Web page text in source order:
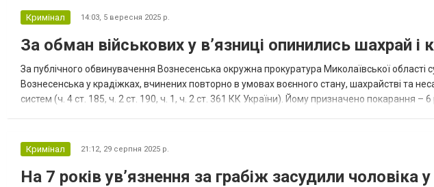
Кримінал 14:03, 5 вересня 2025 р.
За обман військових у в’язниці опинились шахрай і
За публічного обвинувачення Вознесенська окружна прокуратура Миколаївської
Вознесенська у крадіжках, вчинених повторно в умовах воєнного стану, шахрайстві та
систем (ч. 4 ст. 185, ч. 2 ст. 190, ч. 1, ч. 2 ст. 361 КК України). Йому призначено покарання –
Кримінал 21:12, 29 серпня 2025 р.
На 7 років ув’язнення за грабіж засудили чоловіка